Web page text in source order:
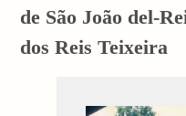
de São João del-
dos Reis Teixeira